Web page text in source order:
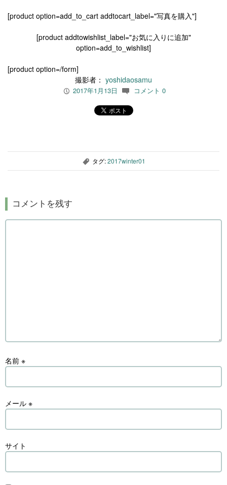
[product option=add_to_cart addtocart_label="写真を購入"]
[product addtowishlist_label="お気に入りに追加"
option=add_to_wishlist]
[product option=/form]
撮影者： yoshidaosamu
P 2017年1月13日 c コメント 0
, タグ:2017winter01
コメントを残す
名前 ※
メール ※
サイト